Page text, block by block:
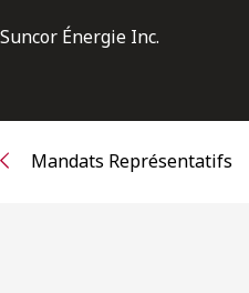
Réseau des anciens
ENGLISH
Suncor Énergie Inc.
Mandats Représentatifs